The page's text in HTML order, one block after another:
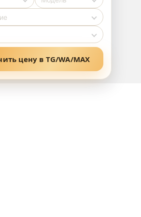
цену в TG/WA/MAX